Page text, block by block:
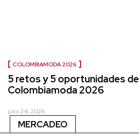
COLOMBIAMODA 2026
5 retos y 5 oportunidades de
Colombiamoda 2026
julio 24, 2026
MERCADEO